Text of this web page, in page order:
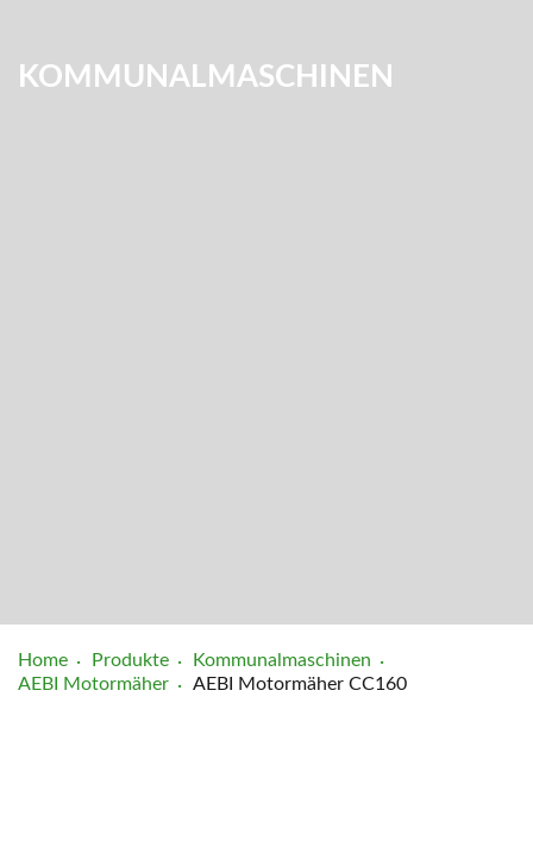
KOMMUNALMASCHINEN
Home Produkte
Kommunalmaschinen
AEBI Motormäher
AEBI Motormäher CC160